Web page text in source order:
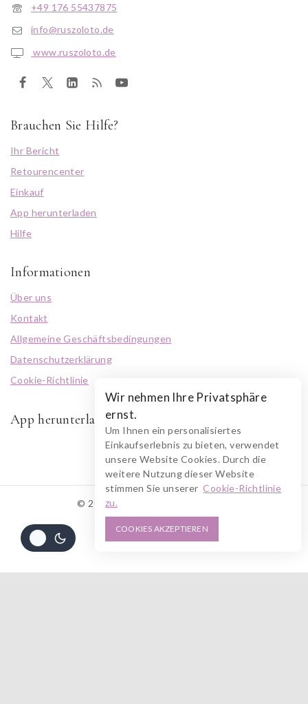
+49 176 55437875
info@ruszoloto.de
www.ruszoloto.de
Brauchen Sie Hilfe?
Ihr Bericht
Retourencenter
Einkauf
App herunterladen
Hilfe
Informationen
Über uns
Kontakt
Allgemeine Geschäftsbedingungen
Datenschutzerklärung
Cookie-Richtlinie
App herunterladen
© 2026 RUSZOLOTO Akzenz
Wir nehmen Ihre Privatsphäre
ernst.
Um Ihnen ein personalisiertes
Einkaufserlebnis zu bieten, verwendet
unsere Website Cookies. Durch die
weitere Nutzung dieser Website
stimmen Sie unsererCookie-Richtlinie
zu.
COOKIES AKZEPTIEREN